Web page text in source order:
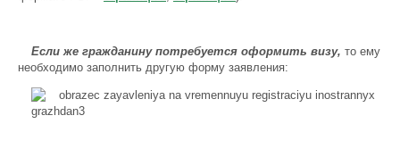
Если же гражданину потребуется оформить визу, то ему
необходимо заполнить другую форму заявления: